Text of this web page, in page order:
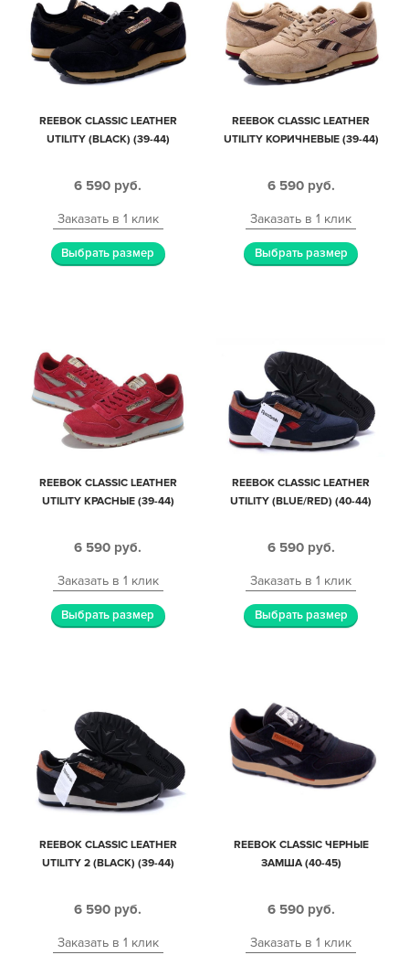
REEBOK CLASSIC LEATHER
UTILITY (BLACK) (39-44)
6 590 руб.
Заказать в 1 клик
Выбрать размер
REEBOK CLASSIC LEATHER
UTILITY КОРИЧНЕВЫЕ (39-44)
6 590 руб.
Заказать в 1 клик
Выбрать размер
REEBOK CLASSIC LEATHER
UTILITY КРАСНЫЕ (39-44)
6 590 руб.
Заказать в 1 клик
Выбрать размер
REEBOK CLASSIC LEATHER
UTILITY (BLUE/RED) (40-44)
6 590 руб.
Заказать в 1 клик
Выбрать размер
REEBOK CLASSIC LEATHER
UTILITY 2 (BLACK) (39-44)
6 590 руб.
Заказать в 1 клик
REEBOK CLASSIC ЧЕРНЫЕ
ЗАМША (40-45)
6 590 руб.
Заказать в 1 клик